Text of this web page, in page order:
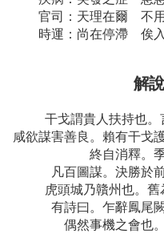
官司：天理在爾 不
時運：尚在停滯 俟
解
干戈謂貴人扶持也。
咸欲謀害善良。賴有干戈
終自消釋。
凡百圖謀。決勝於
虎頭城乃贛州也。舊
有詩曰。乍辭鳳尾
偶然事機之會也